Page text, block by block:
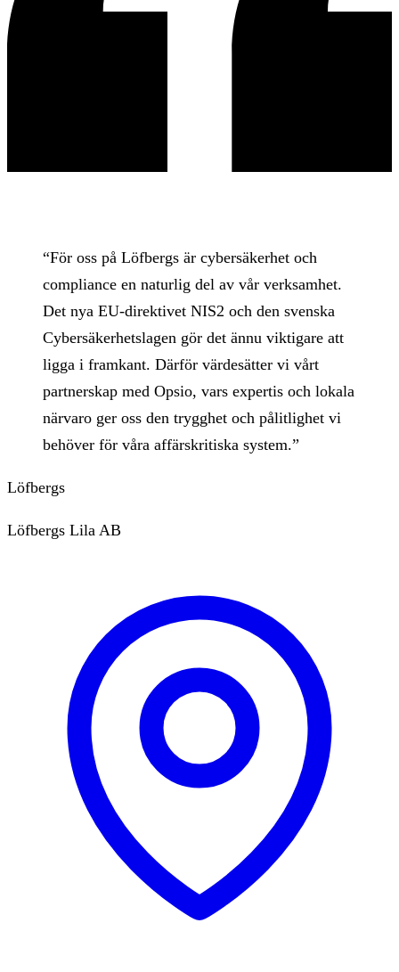
“För oss på Löfbergs är cybersäkerhet och
compliance en naturlig del av vår verksamhet.
Det nya EU-direktivet NIS2 och den svenska
Cybersäkerhetslagen gör det ännu viktigare att
ligga i framkant. Därför värdesätter vi vårt
partnerskap med Opsio, vars expertis och lokala
närvaro ger oss den trygghet och pålitlighet vi
behöver för våra affärskritiska system.”
Löfbergs
Löfbergs Lila AB